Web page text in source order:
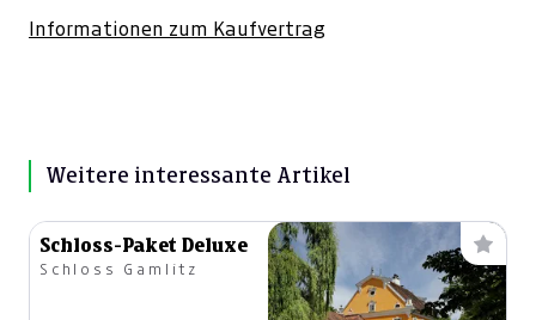
Informationen zum Kaufvertrag
Weitere interessante Artikel
Schloss-Paket Deluxe
Schloss Gamlitz